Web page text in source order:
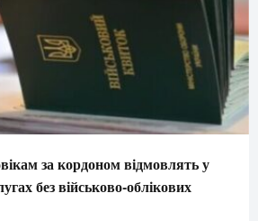
за кордоном відмовлять у
без військово-облікових